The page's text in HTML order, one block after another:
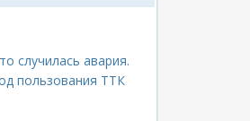
случилась авария.
пользования ТТК